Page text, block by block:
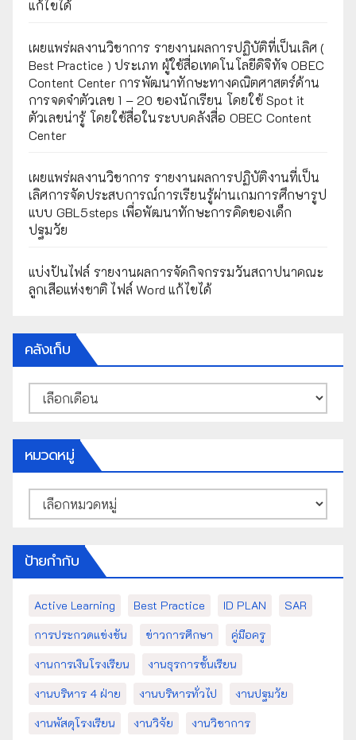
แก้ไขได้
เผยแพร่ผลงานวิชาการ รายงานผลการปฏิบัติที่เป็นเลิศ (
Best Practice ) ประเภท ผู้ใช้สื่อเทคโนโลยีดิจิทัจ OBEC
Content Center การพัฒนาทักษะทางคณิตศาสตร์ด้าน
การจดจำตัวเลข 1 – 20 ของนักเรียน โดยใช้ Spot it
ตัวเลขน่ารู้ โดยใช้สื่อในระบบคลังสื่อ OBEC Content
Center
เผยแพร่ผลงานวิชาการ รายงานผลการปฏิบัติงานที่เป็น
เลิศการจัดประสบการณ์การเรียนรู้ผ่านเกมการศึกษารูป
แบบ GBL5steps เพื่อพัฒนาทักษะการคิดของเด็ก
ปฐมวัย
แบ่งปันไฟล์ รายงานผลการจัดกิจกรรมวันสถาปนาคณะ
ลูกเสือแห่งชาติ ไฟล์ Word แก้ไขได้
คลังเก็บ
คลัง
เก็บ
หมวดหมู่
หมวด
หมู่
ป้ายกำกับ
Active Learning Best Practice ID PLAN
SAR
การประกวดแข่งขัน
ข่าวการศึกษา
คู่มือครู
งานการเงินโรงเรียน
งานธุรการชั้นเรียน
งานบริหาร 4 ฝ่าย
งานบริหารทั่วไป
งานปฐมวัย
งานพัสดุโรงเรียน
งานวิจัย
งานวิชาการ